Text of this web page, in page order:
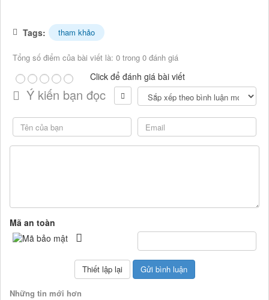
Tags: tham khảo
Tổng số điểm của bài viết là: 0 trong 0 đánh giá
Click để đánh giá bài viết
Ý kiến bạn đọc
Mã an toàn
Những tin mới hơn